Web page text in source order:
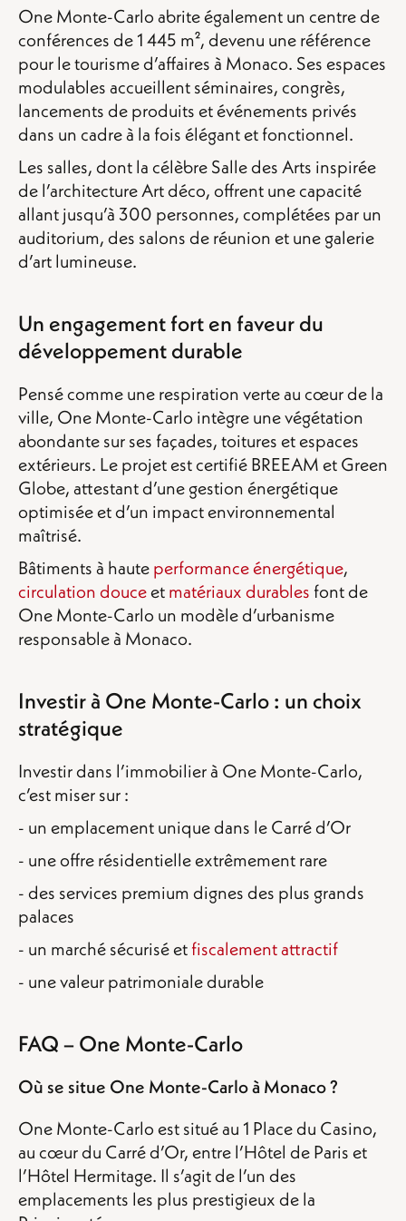
One Monte-Carlo abrite également un centre de
conférences de 1 445 m², devenu une référence
pour le tourisme d’affaires à Monaco. Ses espaces
modulables accueillent séminaires, congrès,
lancements de produits et événements privés
dans un cadre à la fois élégant et fonctionnel.
Les salles, dont la célèbre Salle des Arts inspirée
de l’architecture Art déco, offrent une capacité
allant jusqu’à 300 personnes, complétées par un
auditorium, des salons de réunion et une galerie
d’art lumineuse.
Un engagement fort en faveur du
développement durable
Pensé comme une respiration verte au cœur de la
ville, One Monte-Carlo intègre une végétation
abondante sur ses façades, toitures et espaces
extérieurs. Le projet est certifié BREEAM et Green
Globe, attestant d’une gestion énergétique
optimisée et d’un impact environnemental
maîtrisé.
Bâtiments à haute performance énergétique,
circulation douceet matériaux durables font de
One Monte-Carlo un modèle d’urbanisme
responsable à Monaco.
Investir à One Monte-Carlo : un choix
stratégique
Investir dans l’immobilier à One Monte-Carlo,
c’est miser sur :
- un emplacement unique dans le Carré d’Or
- une offre résidentielle extrêmement rare
- des services premium dignes des plus grands
palaces
- un marché sécurisé et fiscalement attractif
- une valeur patrimoniale durable
FAQ – One Monte-Carlo
Où se situe One Monte-Carlo à Monaco ?
One Monte-Carlo est situé au 1 Place du Casino,
au cœur du Carré d’Or, entre l’Hôtel de Paris et
l’Hôtel Hermitage. Il s’agit de l’un des
emplacements les plus prestigieux de la